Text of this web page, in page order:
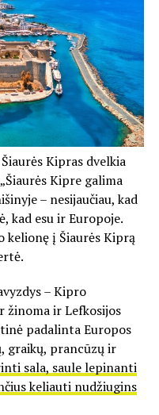
Kipras dvelkia
Kipre galima
– nesijaučiau, kad
kad esu ir Europoje.
kelionę į Šiaurės Kiprą
– Kipro
žinoma ir Lefkosijos
padalinta Europos
graikų, prancūzų ir
sala, saule lepinanti
keliauti nudžiugins